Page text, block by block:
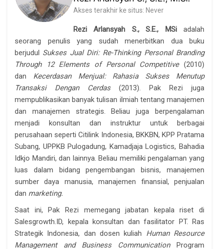
Akses terakhir ke situs: Never
Rezi Arlansyah S., S.E., MSiadalah
seorang penulis yang sudah menerbitkan dua buku
berjudul Sukses Jual Diri: Re-Thinking Personal Branding
Through 12 Elements of Personal Competitive (2010)
dan Kecerdasan Menjual: Rahasia Sukses Menutup
Transaksi Dengan Cerdas (2013). Pak Rezi juga
mempublikasikan banyak tulisan ilmiah tentang manajemen
dan manajemen strategis. Beliau juga berpengalaman
menjadi konsultan dan instruktur untuk berbagai
perusahaan seperti Citilink Indonesia, BKKBN, KPP Pratama
Subang, UPPKB Pulogadung, Kamadjaja Logistics, Bahadia
Idkjo Mandiri, dan lainnya. Beliau memiliki pengalaman yang
luas dalam bidang pengembangan bisnis, manajemen
sumber daya manusia, manajemen finansial, penjualan
dan marketing.
Saat ini, Pak Rezi memegang jabatan kepala riset di
Salesgrowth.ID, kepala konsultan dan fasilitator PT. Ras
Strategik Indonesia, dan dosen kuliah Human Resource
Management and Business CommunicationProgram